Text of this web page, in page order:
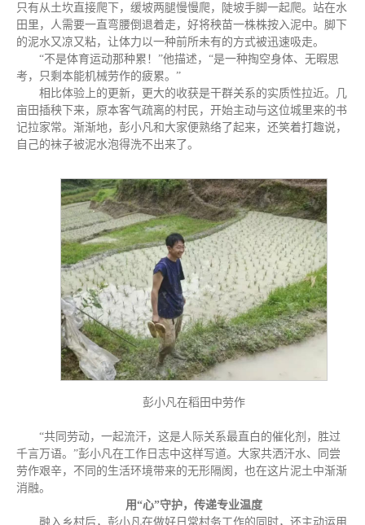
只有从土坎直接爬下，缓坡两腿慢慢爬，陡坡手脚一起爬。站在水
田里，人需要一直弯腰倒退着走，好将秧苗一株株按入泥中。脚下
的泥水又凉又粘，让体力以一种前所未有的方式被迅速吸走。
“不是体育运动那种累！”他描述，“是一种掏空身体、无暇思
考，只剩本能机械劳作的疲累。”
相比体验上的更新，更大的收获是干群关系的实质性拉近。几
亩田插秧下来，原本客气疏离的村民，开始主动与这位城里来的书
记拉家常。渐渐地，彭小凡和大家便熟络了起来，还笑着打趣说，
自己的袜子被泥水泡得洗不出来了。
彭小凡在稻田中劳作
“共同劳动，一起流汗，这是人际关系最直白的催化剂，胜过
千言万语。”彭小凡在工作日志中这样写道。大家共洒汗水、同尝
劳作艰辛，不同的生活环境带来的无形隔阂，也在这片泥土中渐渐
消融。
用“心”守护，传递专业温度
融入乡村后，彭小凡在做好日常村务工作的同时，还主动运用